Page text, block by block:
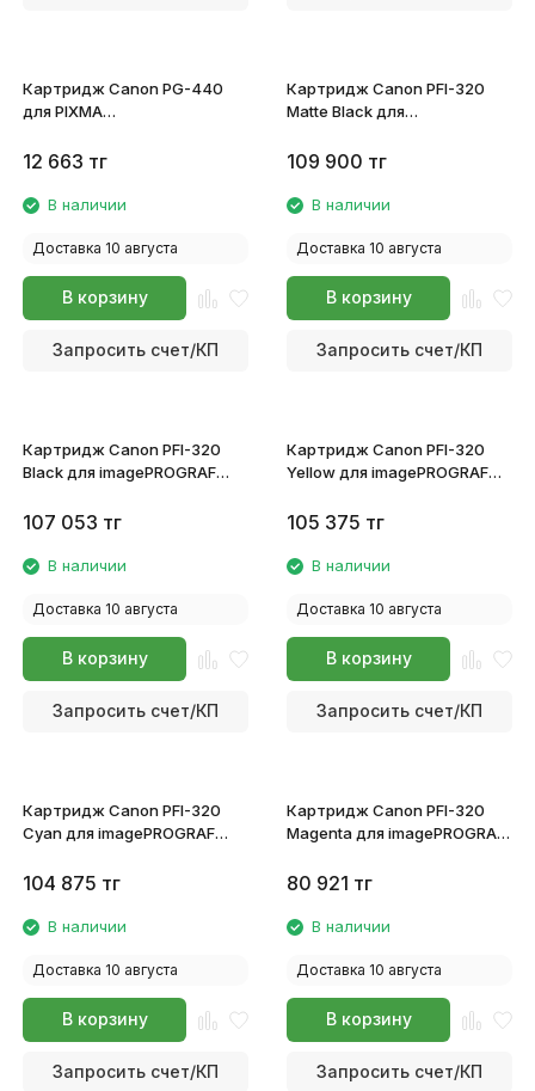
Картридж Canon PG-440
для PIXMA
5219B001
12 663 тг
В наличии
Доставка 10 августа
В корзину
Запросить счет/КП
Картридж Canon PFI-320
Matte Black для
205/TM-300/TM-305
109 900 тг
В наличии
Доставка 10 августа
В корзину
Запросить счет/КП
Картридж Canon PFI-320
Black для imagePROGRAF
300/TM-305 2890C001
107 053 тг
В наличии
Доставка 10 августа
В корзину
Запросить счет/КП
Картридж Canon PFI-320
Yellow для imagePROGRAF
300/TM-305 2893C001
105 375 тг
В наличии
Доставка 10 августа
В корзину
Запросить счет/КП
Картридж Canon PFI-320
Cyan для imagePROGRAF
300/TM-305 2891C001
104 875 тг
В наличии
Доставка 10 августа
В корзину
Запросить счет/КП
Картридж Canon PFI-320
Magenta для imagePROGRAF
300/TM-305 2892C001
80 921 тг
В наличии
Доставка 10 августа
В корзину
Запросить счет/КП